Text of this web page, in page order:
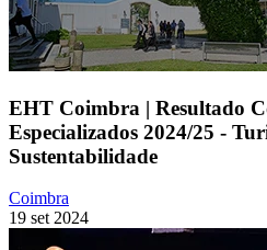
EHT Coimbra | Resultado
Especializados 2024/25 -
Sustentabilidade
Coimbra
19 set 2024